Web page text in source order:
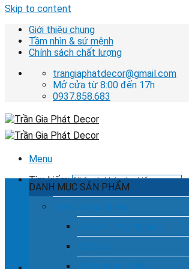
Skip to content
Giới thiệu chung
Tầm nhìn & sứ mệnh
Chính sách chất lượng
trangiaphatdecor@gmail.com
Mở cửa từ 8:00 đến 17h
0937.858.683
Menu
Tìm kiếm:
0937.858.683
DANH MỤC SẢN PHẨM